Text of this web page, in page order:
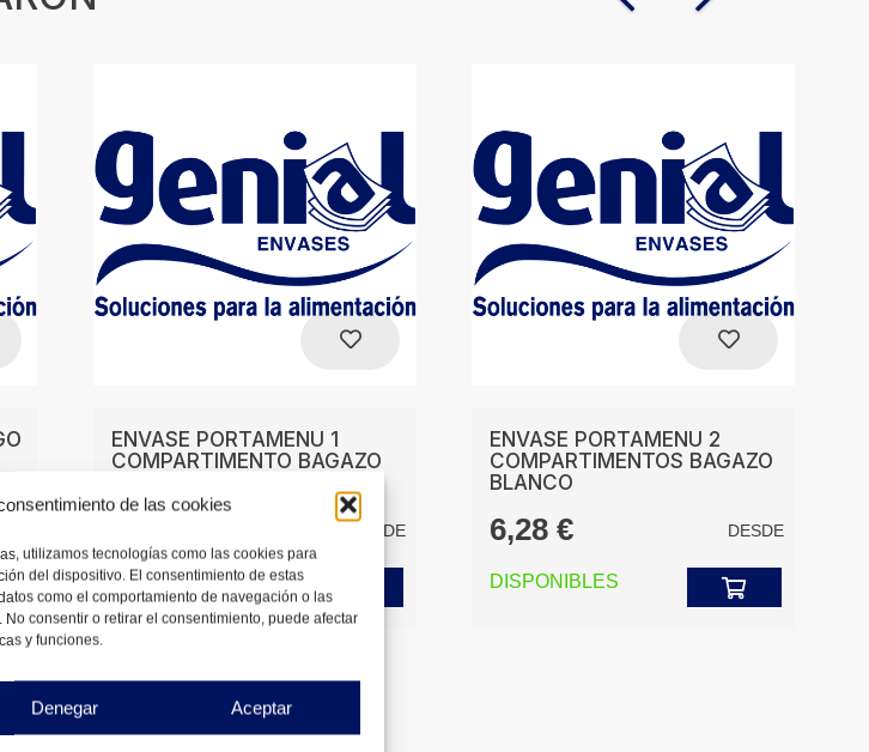
de las cookies
utilizamos tecnologías como las cookies para
del dispositivo. El consentimiento de estas
como el comportamiento de navegación o las
consentir o retirar el consentimiento, puede afectar
y funciones.
Aceptar
Denegar
ENVASE PORTAMENU 1
COMPARTIMENTO BAGAZO
DESDE
DISPONIBLES
ENVASE PORTAMENU 2
COMPARTIMENTOS BAGAZO
BLANCO
6,28 € DESDE
DISPONIBLES